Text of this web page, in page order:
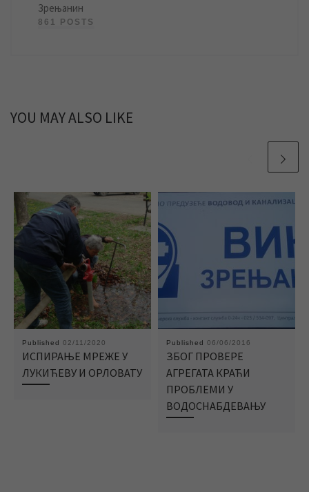
Зрењанин
861 POSTS
YOU MAY ALSO LIKE
Published 02/11/2020
ИСПИРАЊЕ МРЕЖЕ У
ЛУКИЋЕВУ И ОРЛОВАТУ
Published 06/06/2016
ЗБОГ ПРОВЕРЕ
АГРЕГАТА КРАЋИ
ПРОБЛЕМИ У
ВОДОСНАБДЕВАЊУ